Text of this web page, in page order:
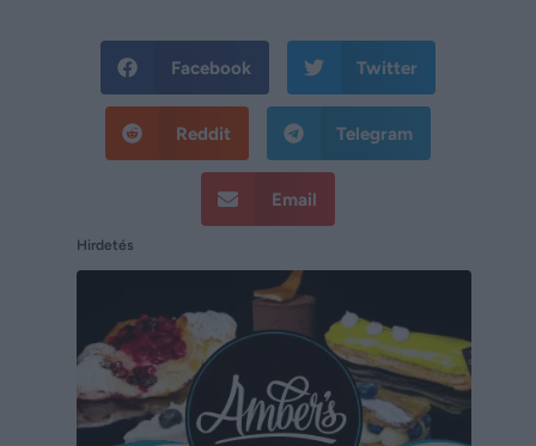
Facebook Twitter
Reddit Telegram
Email
Hirdetés